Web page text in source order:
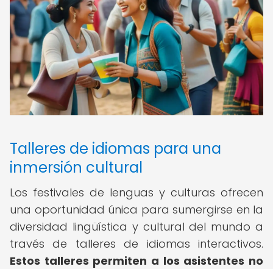
Talleres de idiomas para una
inmersión cultural
Los festivales de lenguas y culturas ofrecen
una oportunidad única para sumergirse en la
diversidad lingüística y cultural del mundo a
través de talleres de idiomas interactivos.
Estos talleres permiten a los asistentes no